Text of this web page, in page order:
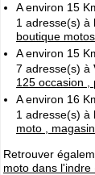
A environ 15
1 adresse(s) à
boutique
A environ 15
7 adresse(s) à
125 occasion ,
A environ 16
1 adresse(s) à
moto ,
Retrouver
moto dans l'indre